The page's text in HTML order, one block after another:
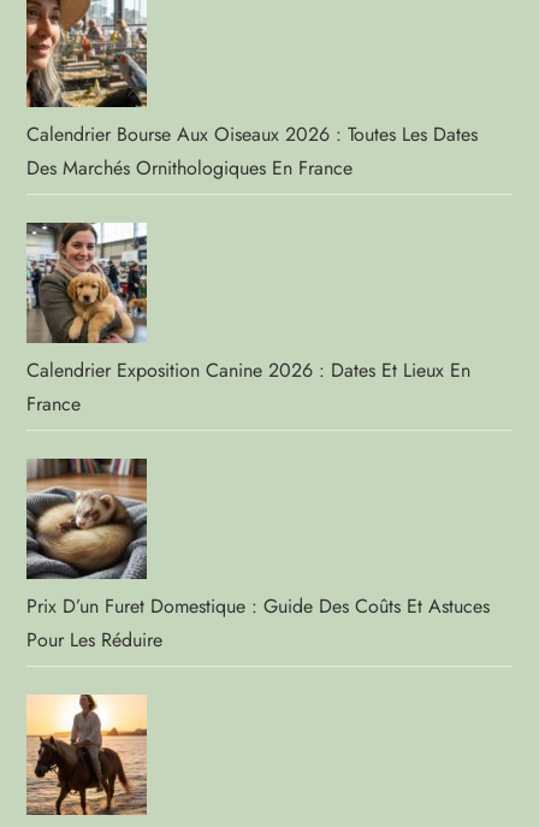
Calendrier Bourse Aux Oiseaux 2026 : Toutes Les Dates
Des Marchés Ornithologiques En France
Calendrier Exposition Canine 2026 : Dates Et Lieux En
France
Prix D’un Furet Domestique : Guide Des Coûts Et Astuces
Pour Les Réduire